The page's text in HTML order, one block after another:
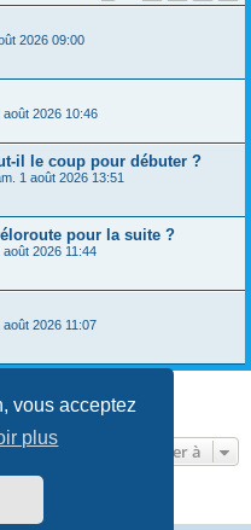
vous acceptez
plus
2026 09:00
août 2026 10:46
il le coup pour débuter ?
1 août 2026 13:51
pour la suite ?
2026 11:44
2026 11:07
Page1sur1
Aller à
© phpBB Limited
fr.com